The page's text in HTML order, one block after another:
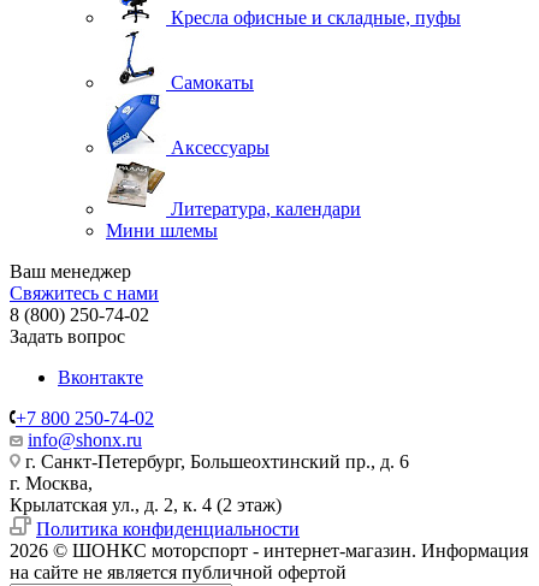
Кресла офисные и складные, пуфы
Самокаты
Аксессуары
Литература, календари
Мини шлемы
Ваш менеджер
Свяжитесь с нами
8 (800) 250-74-02
Задать вопрос
Вконтакте
+7 800 250-74-02
info@shonx.ru
г. Санкт-Петербург, Большеохтинский пр., д. 6
г. Москва,
Крылатская ул., д. 2, к. 4 (2 этаж)
Политика конфиденциальности
2026 © ШОНКС моторспорт - интернет-магазин. Информация
на сайте не является публичной офертой